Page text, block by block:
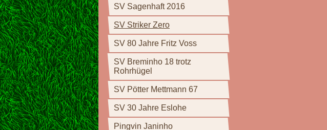
SV Sagenhaft 2016
SV Striker Zero
SV 80 Jahre Fritz Voss
SV Breminho 18 trotz
Rohrhügel
SV Pötter Mettmann 67
SV 30 Jahre Eslohe
Pingvin Janinho